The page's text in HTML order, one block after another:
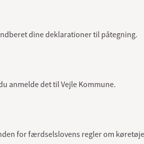
dine deklarationer til påtegning.
anmelde det til Vejle Kommune.
for færdselslovens regler om